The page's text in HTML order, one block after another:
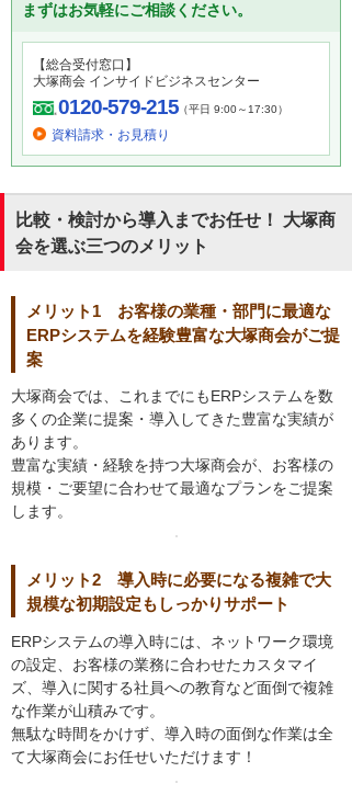
まずはお気軽にご相談ください。
【総合受付窓口】
大塚商会 インサイドビジネスセンター
0120-579-215（平日 9:00～17:30）
資料請求・お見積り
比較・検討から導入までお任せ！ 大塚商
会を選ぶ三つのメリット
メリット1 お客様の業種・部門に最適な
ERPシステムを経験豊富な大塚商会がご提
案
大塚商会では、これまでにもERPシステムを数
多くの企業に提案・導入してきた豊富な実績が
あります。
豊富な実績・経験を持つ大塚商会が、お客様の
規模・ご要望に合わせて最適なプランをご提案
します。
メリット2 導入時に必要になる複雑で大
規模な初期設定もしっかりサポート
ERPシステムの導入時には、ネットワーク環境
の設定、お客様の業務に合わせたカスタマイ
ズ、導入に関する社員への教育など面倒で複雑
な作業が山積みです。
無駄な時間をかけず、導入時の面倒な作業は全
て大塚商会にお任せいただけます！